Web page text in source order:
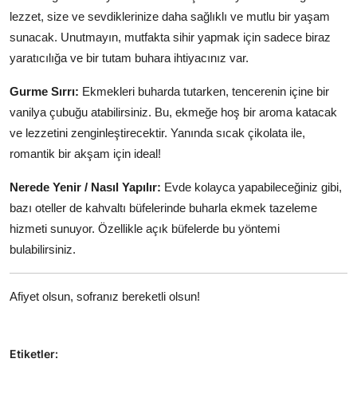
lezzet, size ve sevdiklerinize daha sağlıklı ve mutlu bir yaşam
sunacak. Unutmayın, mutfakta sihir yapmak için sadece biraz
yaratıcılığa ve bir tutam buhara ihtiyacınız var.
Gurme Sırrı: Ekmekleri buharda tutarken, tencerenin içine bir
vanilya çubuğu atabilirsiniz. Bu, ekmeğe hoş bir aroma katacak
ve lezzetini zenginleştirecektir. Yanında sıcak çikolata ile,
romantik bir akşam için ideal!
Nerede Yenir / Nasıl Yapılır: Evde kolayca yapabileceğiniz gibi,
bazı oteller de kahvaltı büfelerinde buharla ekmek tazeleme
hizmeti sunuyor. Özellikle açık büfelerde bu yöntemi
bulabilirsiniz.
Afiyet olsun, sofranız bereketli olsun!
Etiketler: